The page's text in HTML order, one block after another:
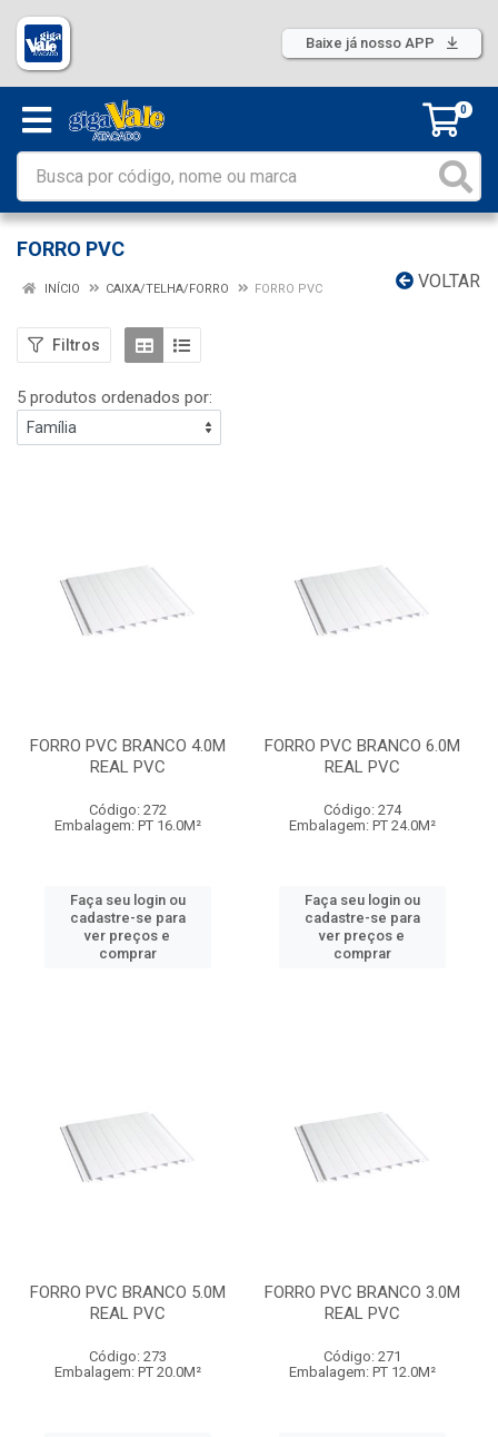
Baixe já nosso APP
0
FORRO PVC
VOLTAR
INÍCIO CAIXA/TELHA/FORRO FORRO PVC
Filtros
5 produtos ordenados por:
FORRO PVC BRANCO 4.0M
REAL PVC
Código: 272
Embalagem: PT 16.0M²
Faça seu login ou
cadastre-se para
ver preços e
comprar
FORRO PVC BRANCO 6.0M
REAL PVC
Código: 274
Embalagem: PT 24.0M²
Faça seu login ou
cadastre-se para
ver preços e
comprar
FORRO PVC BRANCO 5.0M
REAL PVC
Código: 273
Embalagem: PT 20.0M²
FORRO PVC BRANCO 3.0M
REAL PVC
Código: 271
Embalagem: PT 12.0M²